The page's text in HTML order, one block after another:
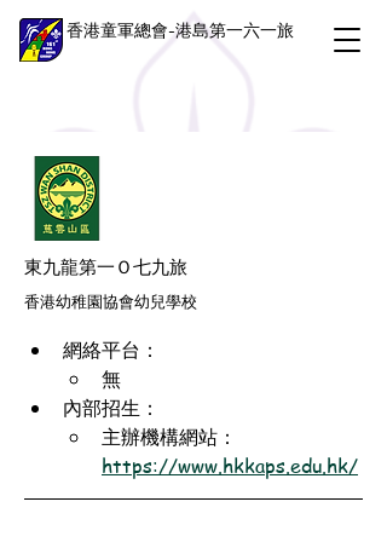
香港童軍總會-港島第一六一旅
東九龍第一Ｏ七九旅
香港幼稚園協會幼兒學校
網絡平台：
無
內部招生：
主辦機構網站：
https://www.hkkaps.edu.hk/